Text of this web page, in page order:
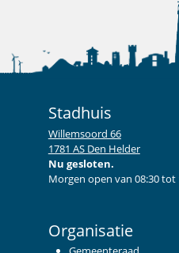
Stadhuis
Willemsoord 66
1781 AS Den Helder
Nu gesloten.
Morgen open van 08:30 tot
Organisatie